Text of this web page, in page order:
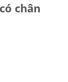
chân